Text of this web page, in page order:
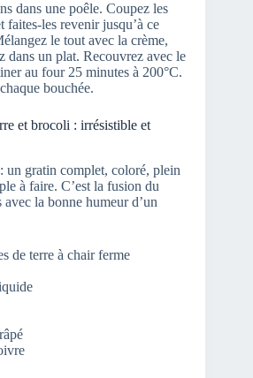
dans une poêle. Coupez les
faites-les revenir jusqu’à ce
le tout avec la crème,
dans un plat. Recouvrez avec le
au four 25 minutes à 200°C.
bouchée.
et brocoli : irrésistible et
: un gratin complet, coloré, plein
à faire. C’est la fusion du
la bonne humeur d’un
de terre à chair ferme